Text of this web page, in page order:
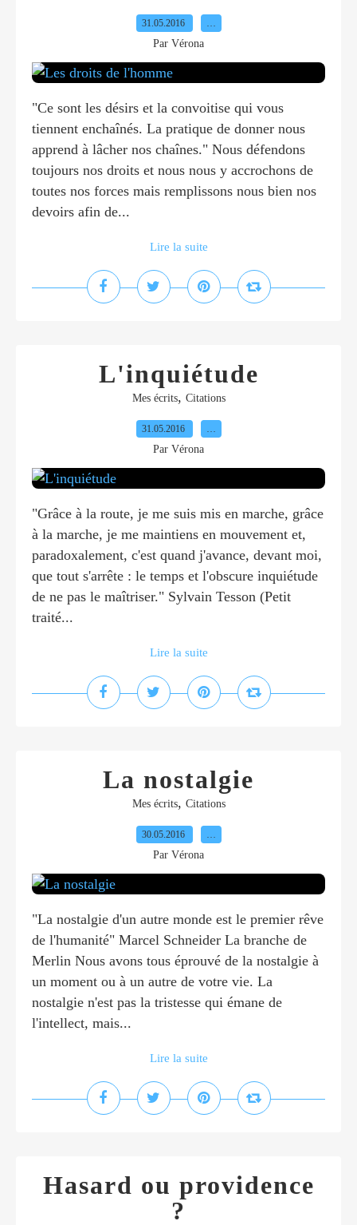
31.05.2016 …
Par Vérona
"Ce sont les désirs et la convoitise qui vous
tiennent enchaînés. La pratique de donner nous
apprend à lâcher nos chaînes." Nous défendons
toujours nos droits et nous nous y accrochons de
toutes nos forces mais remplissons nous bien nos
devoirs afin de...
Lire la suite
L'inquiétude
Mes écrits, Citations
31.05.2016 …
Par Vérona
"Grâce à la route, je me suis mis en marche, grâce
à la marche, je me maintiens en mouvement et,
paradoxalement, c'est quand j'avance, devant moi,
que tout s'arrête : le temps et l'obscure inquiétude
de ne pas le maîtriser." Sylvain Tesson (Petit
traité...
Lire la suite
La nostalgie
Mes écrits, Citations
30.05.2016 …
Par Vérona
"La nostalgie d'un autre monde est le premier rêve
de l'humanité" Marcel Schneider La branche de
Merlin Nous avons tous éprouvé de la nostalgie à
un moment ou à un autre de votre vie. La
nostalgie n'est pas la tristesse qui émane de
l'intellect, mais...
Lire la suite
Hasard ou providence
?